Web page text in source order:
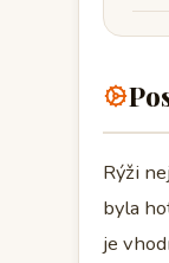
Rýži
byla
je